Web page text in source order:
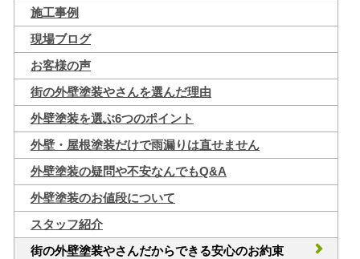
施工事例
現場ブログ
お客様の声
街の外壁塗装やさんを選んだ理由
外壁塗装を選ぶ6つのポイント
外壁・屋根塗装だけで雨漏りは直せません
外壁塗装の疑問や不安なんでもQ&A
外壁塗装のお値段について
スタッフ紹介
街の外壁塗装やさんだからできる安心のお約束